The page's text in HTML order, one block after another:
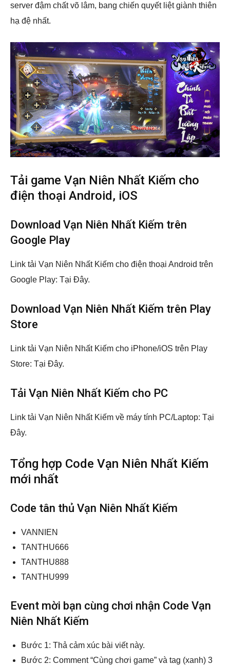
server đậm chất võ lâm, bang chiến quyết liệt giành thiên
hạ đệ nhất.
Tải game Vạn Niên Nhất Kiếm cho
điện thoại Android, iOS
Download Vạn Niên Nhất Kiếm trên
Google Play
Link tải Vạn Niên Nhất Kiếm cho điện thoại Android trên
Google Play: Tại Đây.
Download Vạn Niên Nhất Kiếm trên Play
Store
Link tải Vạn Niên Nhất Kiếm cho iPhone/iOS trên Play
Store: Tại Đây.
Tải Vạn Niên Nhất Kiếm cho PC
Link tải Vạn Niên Nhất Kiếm về máy tính PC/Laptop: Tại
Đây.
Tổng hợp Code Vạn Niên Nhất Kiếm
mới nhất
Code tân thủ Vạn Niên Nhất Kiếm
VANNIEN
TANTHU666
TANTHU888
TANTHU999
Event mời bạn cùng chơi nhận Code Vạn
Niên Nhất Kiếm
Bước 1: Thả cảm xúc bài viết này.
Bước 2: Comment “Cùng chơi game” và tag (xanh) 3